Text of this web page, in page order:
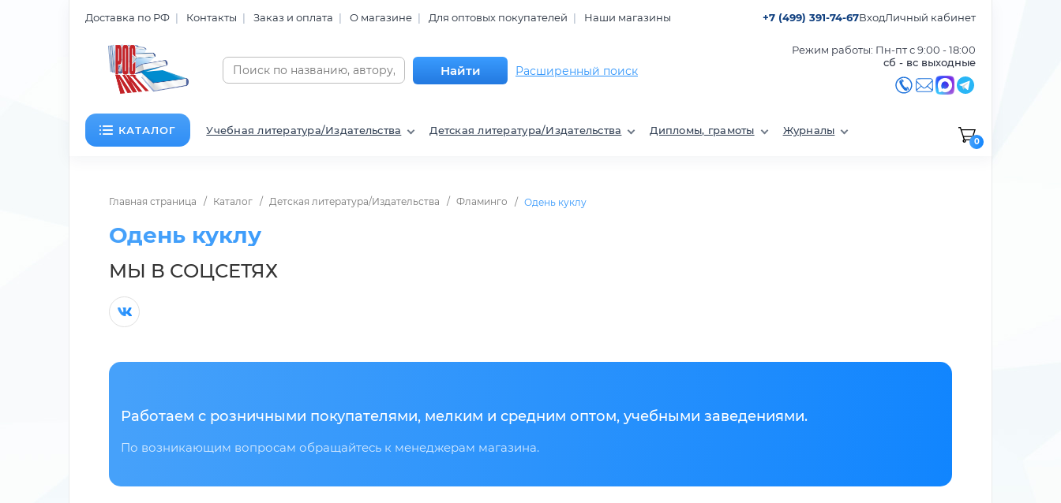
Доставка по РФ Контакты Заказ и оплата О магазине Для оптовых покупателей Наши магазины +7 (499) 391-74-67ВходЛичный кабинет
Найти Расширенный поиск
Режим работы: Пн-пт с 9:00 - 18:00
сб - вс выходные
КАТАЛОГ Учебная литература/Издательства Детская литература/Издательства Дипломы, грамоты Журналы
0
Главная страница Каталог Детская литература/Издательства Фламинго Одень куклу
Одень куклу
МЫ В СОЦСЕТЯХ
Работаем с розничными покупателями, мелким и средним оптом, учебными заведениями.
По возникающим вопросам обращайтесь к менеджерам магазина.